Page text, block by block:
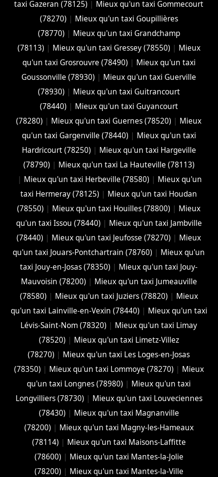
taxi Gazeran (78125) | Mieux qu'un taxi Gommecourt
(78270) | Mieux qu'un taxi Goupillières
(78770) | Mieux qu'un taxi Grandchamp
(78113) | Mieux qu'un taxi Gressey (78550) | Mieux
qu'un taxi Grosrouvre (78490) | Mieux qu'un taxi
Goussonville (78930) | Mieux qu'un taxi Guerville
(78930) | Mieux qu'un taxi Guitrancourt
(78440) | Mieux qu'un taxi Guyancourt
(78280) | Mieux qu'un taxi Guernes (78520) | Mieux
qu'un taxi Gargenville (78440) | Mieux qu'un taxi
Hardricourt (78250) | Mieux qu'un taxi Hargeville
(78790) | Mieux qu'un taxi La Hauteville (78113)
| Mieux qu'un taxi Herbeville (78580) | Mieux qu'un
taxi Hermeray (78125) | Mieux qu'un taxi Houdan
(78550) | Mieux qu'un taxi Houilles (78800) | Mieux
qu'un taxi Issou (78440) | Mieux qu'un taxi Jambville
(78440) | Mieux qu'un taxi Jeufosse (78270) | Mieux
qu'un taxi Jouars-Pontchartrain (78760) | Mieux qu'un
taxi Jouy-en-Josas (78350) | Mieux qu'un taxi Jouy-
Mauvoisin (78200) | Mieux qu'un taxi Jumeauville
(78580) | Mieux qu'un taxi Juziers (78820) | Mieux
qu'un taxi Lainville-en-Vexin (78440) | Mieux qu'un taxi
Lévis-Saint-Nom (78320) | Mieux qu'un taxi Limay
(78520) | Mieux qu'un taxi Limetz-Villez
(78270) | Mieux qu'un taxi Les Loges-en-Josas
(78350) | Mieux qu'un taxi Lommoye (78270) | Mieux
qu'un taxi Longnes (78980) | Mieux qu'un taxi
Longvilliers (78730) | Mieux qu'un taxi Louveciennes
(78430) | Mieux qu'un taxi Magnanville
(78200) | Mieux qu'un taxi Magny-les-Hameaux
(78114) | Mieux qu'un taxi Maisons-Laffitte
(78600) | Mieux qu'un taxi Mantes-la-Jolie
(78200) | Mieux qu'un taxi Mantes-la-Ville